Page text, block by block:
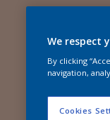
We respect
By clicking
navigation,
Cookies